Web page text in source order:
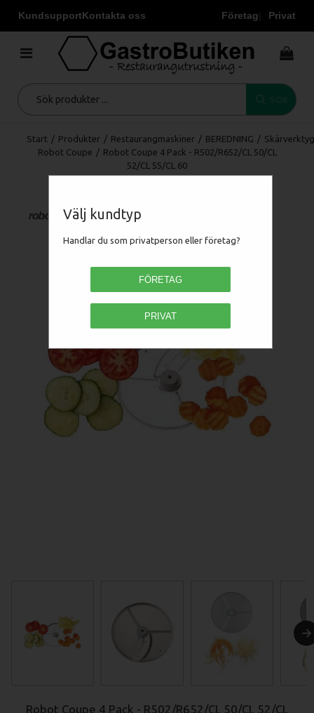
KundsupportKontakta oss Företag Privat
Välj kundtyp
Handlar du som privatperson eller företag?
FÖRETAG
PRIVAT
Start / Produkter / Restaurangmaskiner / BEREDNING / Skärverktyg
Robot Coupe / Robot Coupe 4 Pack - R502/R652/CL 50/CL
52/CL 55/CL 60
Robot Coupe 4 Pack - R502/R652/CL 50/CL 52/CL